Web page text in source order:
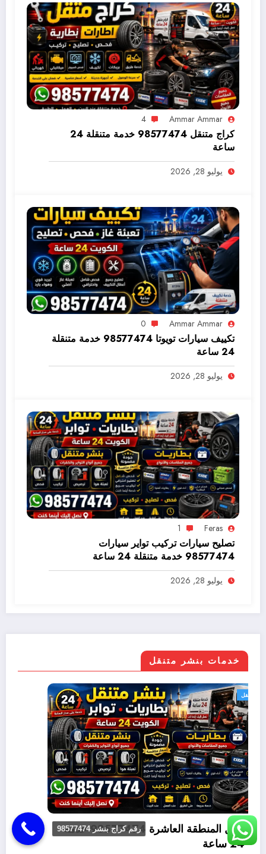
Ammar Ammar
4
كراج متنقل 98577474 خدمة متنقلة 24
ساعة
يوليو 28, 2026
Ammar Ammar
0
تكييف سيارات تويوتا 98577474 خدمة متنقلة
24 ساعة
يوليو 28, 2026
Feras
1
تصليح سيارات تركيب تواير سيارات
98577474 خدمة متنقلة 24 ساعة
يوليو 28, 2026
خدمات بنشر متنقل
بنشر متنقل
متنقلة 24 ساعة
بنشر متنقل القصور 98577474 خدمة متنقلة 24
رقم كراج بنشر 98577474